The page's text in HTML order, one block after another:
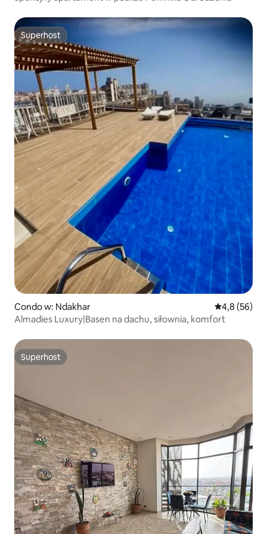
Superhost
Superhost
Condo w: Ndakhar Średnia
4,8 (56)
Almadies Luxury|Basen na dachu, siłownia, komfort
Superhost
Superhost